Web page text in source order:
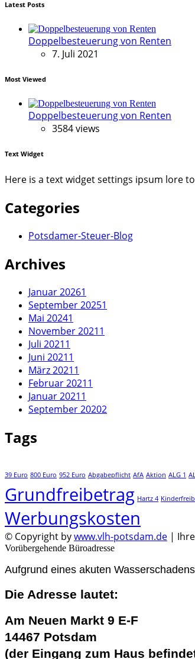
Latest Posts
Doppelbesteuerung von Renten
7. Juli 2021
Most Viewed
Doppelbesteuerung von Renten
3584 views
Text Widget
Here is a text widget settings ipsum lore
Categories
Potsdamer-Steuer-Blog
Archives
Januar 20261
September 20251
Mai 20241
November 20211
Juli 20211
Juni 20211
März 20211
Februar 20211
Januar 20211
September 20202
Tags
39 Euro 800 Euro 952 Euro Abgabepflicht AfA Aktion ALG 1
Grundfreibetrag Hartz 4
Werbungskosten
© Copyright bywww.vlh-potsdam.de |
Vorübergehende Büroadresse
Aufgrund eines akuten
Die Adresse lautet:
Am Neuen Markt 9 E-F
14467 Potsdam
(der Eingang zum Haus